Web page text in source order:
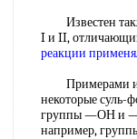
Известен
I и II,
реакции
Примерами
некоторые суль-
группы —ОН и
например,